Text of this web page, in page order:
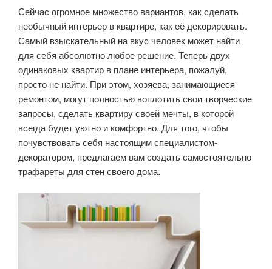
Сейчас огромное множество вариантов, как сделать
необычный интерьер в квартире, как её декорировать.
Самый взыскательный на вкус человек может найти
для себя абсолютно любое решение. Теперь двух
одинаковых квартир в плане интерьера, пожалуй,
просто не найти. При этом, хозяева, занимающиеся
ремонтом, могут полностью воплотить свои творческие
запросы, сделать квартиру своей мечты, в которой
всегда будет уютно и комфортно. Для того, чтобы
почувствовать себя настоящим специалистом-
декоратором, предлагаем вам создать самостоятельно
трафареты для стен своего дома.